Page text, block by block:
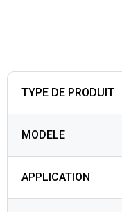
TYPE DE PRODUIT
MODELE
APPLICATION